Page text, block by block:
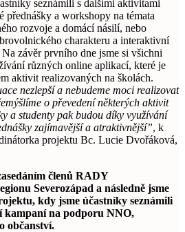
seznámili s dalšími aktivitami
přednášky a workshopy na témata
rozvoje a domácí násilí, nebo
charakteru a interaktivní
závěr prvního dne jsme si všichni
různých online aplikací, které je
aktivit realizovaných na školách.
nezlepší a nebudeme moci realizovat
o převedení některých aktivit
a studenty pak budou díky využívání
zajímavější a atraktivnější”, k
projektu Bc. Lucie Dvořáková,
členů RADY
Severozápad a následně jsme
kdy jsme účastníky seznámili
kampaní na podporu NNO,
občanství.